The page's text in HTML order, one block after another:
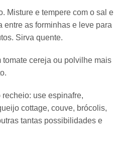
Misture e tempere com o sal e
entre as forminhas e leve para
Sirva quente.
tomate cereja ou polvilhe mais
use espinafre,
cottage, couve, brócolis,
tantas possibilidades e